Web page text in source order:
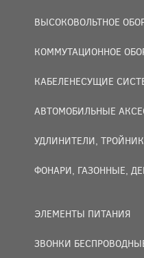
ВЫСОКОВОЛЬТНОЕ
КОММУТАЦИОННОЕ
КАБЕЛЕНЕСУЩИЕ
АВТОМОБИЛЬНЫЕ
УДЛИНИТЕЛИ,
ФОНАРИ, ГАЗОННЫЕ,
ЭЛЕМЕНТЫ ПИТАНИЯ
ЗВОНКИ